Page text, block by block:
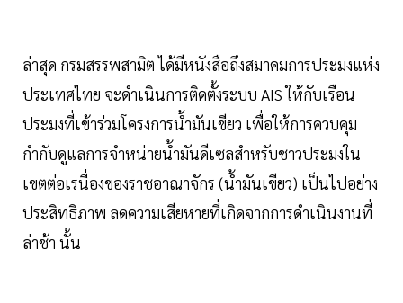
ล่าสุด กรมสรรพสามิต ได้มีหนังสือถึงสมาคมการประมงแห่ง
ประเทศไทย จะดำเนินการติดตั้งระบบ AIS ให้กับเรือน
ประมงที่เข้าร่วมโครงการน้ำมันเขียว เพื่อให้การควบคุม
กำกับดูแลการจำหน่ายน้ำมันดีเซลสำหรับชาวประมงใน
เขตต่อเรนื่องของราชอาณาจักร (น้ำมันเขียว) เป็นไปอย่าง
ประสิทธิภาพ ลดความเสียหายที่เกิดจากการดำเนินงานที่
ล่าช้า นั้น